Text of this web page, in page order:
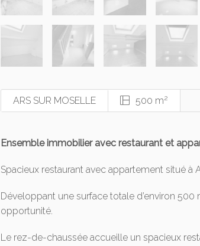
ARS SUR MOSELLE 500 m2
Ensemble immobilier avec restaurant et
Spacieux restaurant avec appartement situé à
Développant une surface totale d’environ
opportunité.
Le rez-de-chaussée accueille un spacieux